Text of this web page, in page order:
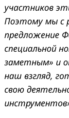
участников
Поэтому мы с
предложение Ф
специальной
заметным» и
наш взгляд,
свою